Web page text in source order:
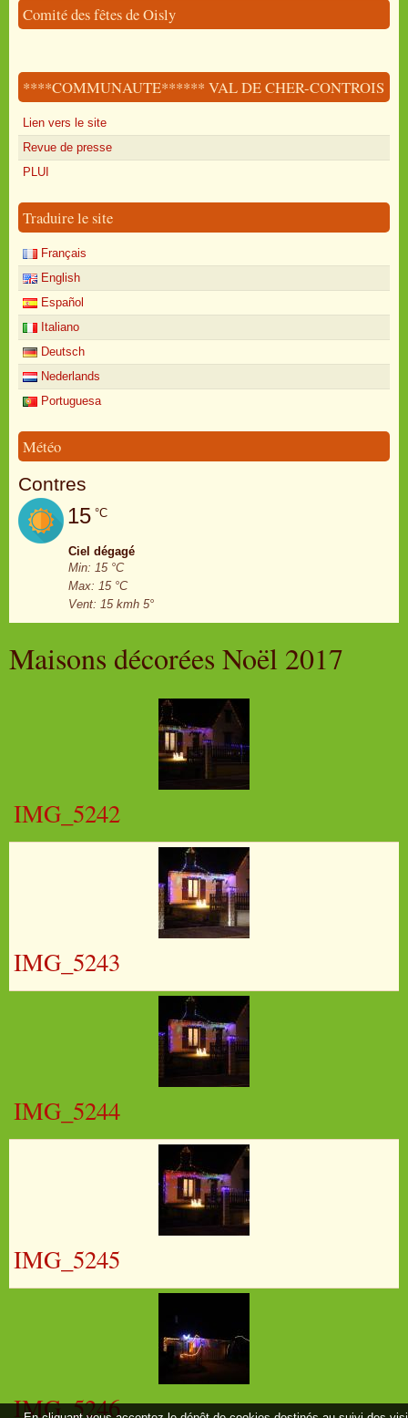
Comité des fêtes de Oisly
****COMMUNAUTE****** VAL DE CHER-CONTROIS
Lien vers le site
Revue de presse
PLUI
Traduire le site
Français
English
Español
Italiano
Deutsch
Nederlands
Portuguesa
Météo
Contres
15 °C
Ciel dégagé
Min: 15 °C
Max: 15 °C
Vent: 15 kmh 5°
Maisons décorées Noël 2017
IMG_5242
IMG_5243
IMG_5244
IMG_5245
IMG_5246